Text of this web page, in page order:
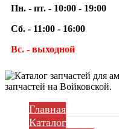
Пн. - пт. - 10:00 - 19:00
Сб. - 11:00 - 16:00
Вс. - выходной
Главная
Каталог